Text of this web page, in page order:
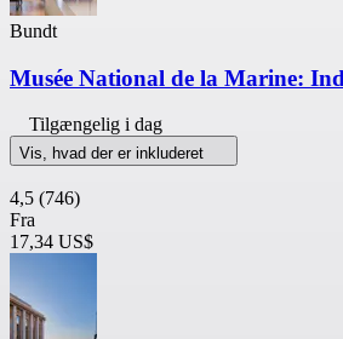
Bundt
Musée National de la Marine:
Tilgængelig i dag
Vis, hvad der er inkluderet
4,5 (746)
Fra
17,34 US$